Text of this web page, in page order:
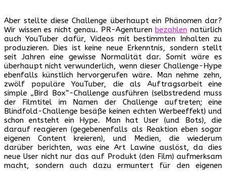
Aber stellte diese Challenge überhaupt ein Phänomen dar?
Wir wissen es nicht genau. PR-Agenturenbezahlen natürlich
auch YouTuber dafür, Videos mit bestimmten Inhalten zu
produzieren. Dies ist keine neue Erkenntnis, sondern stellt
seit Jahren eine gewisse Normalität dar. Somit wäre es
überhaupt nicht verwunderlich, wenn dieser Challenge-Hype
ebenfalls künstlich hervorgerufen wäre. Man nehme zehn,
zwölf populäre YouTuber, die als Auftragsarbeit eine
simple „Bird Box“-Challenge ausführen (selbstredend muss
der Filmtitel im Namen der Challenge auftreten; eine
Blindfold-Challenge besäße keinen echten Werbeeffekt) und
schon entsteht ein Hype. Man hat User (und Bots), die
darauf reagieren (gegebenenfalls als Reaktion eben sogar
eigenen Content kreieren), und Medien, die wiederum
darüber berichten, was eine Art Lawine auslöst, da dies
neue User nicht nur das auf Produkt (den Film) aufmerksam
macht, sondern auch dazu ermuntert für den eigenen